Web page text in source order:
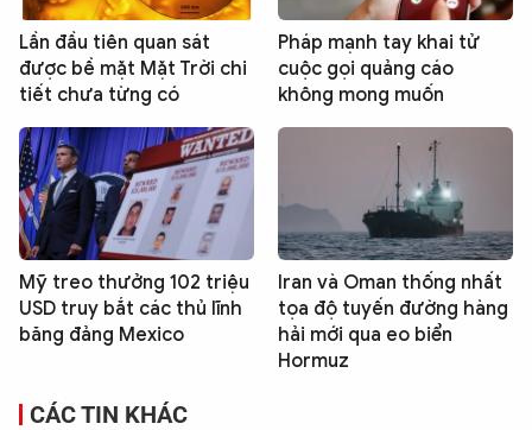
Lần đầu tiên quan sát
được bề mặt Mặt Trời chi
tiết chưa từng có
Pháp mạnh tay khai tử
cuộc gọi quảng cáo
không mong muốn
Mỹ treo thưởng 102 triệu
USD truy bắt các thủ lĩnh
băng đảng Mexico
Iran và Oman thống nhất
tọa độ tuyến đường hàng
hải mới qua eo biển
Hormuz
CÁC TIN KHÁC